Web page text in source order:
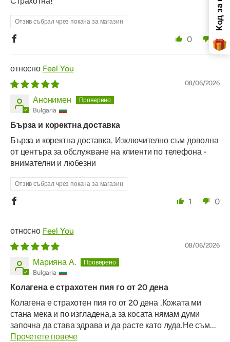
Отзив събрал чрез покана за магазин
0 0
Feel You
08/06/2026
Анонимен
Bulgaria
Бърза и коректна доставка
Бърза и коректна доставка. Изключително съм доволна
от центъра за обслужване на клиенти по телефона -
внимателни и любезни
Отзив събрал чрез покана за магазин
1 0
Feel You
08/06/2026
Марияна А.
Bulgaria
Колагена е страхотен пия го от 20 дена
Колагена е страхотен пия го от 20 дена .Кожата ми
стана мека и по изгладена,а за косата нямам думи
започна да става здрава и да расте като луда.Не съм...
Прочетете повече